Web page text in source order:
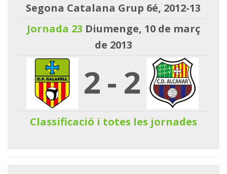
Segona Catalana Grup 6é, 2012-13
Jornada 23 Diumenge, 10 de març
de 2013
2- 2
Classificació i totes les jornades